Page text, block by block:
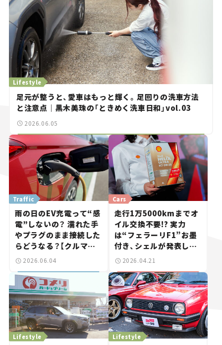
Lifestyle
足元が整うと、愛車はもっと輝く。足回りの洗車方法
と注意点｜黒木美珠の「ときめく洗車日和」vol.03
2026.06.05
Traffic
雨の日のEV充電って“感
電”しないの？ 濡れた手
やプラグのまま接続した
らどうなる？【クルマの
知識】
2026.06.04
Cars
走行1万5000kmまでオ
イル交換不要!? 実力
は“フェラーリF1”お墨
付き、シェルが発表した
新エンジンオイルが、僕
する
2026.04.21
Lifestyle Lifestyle